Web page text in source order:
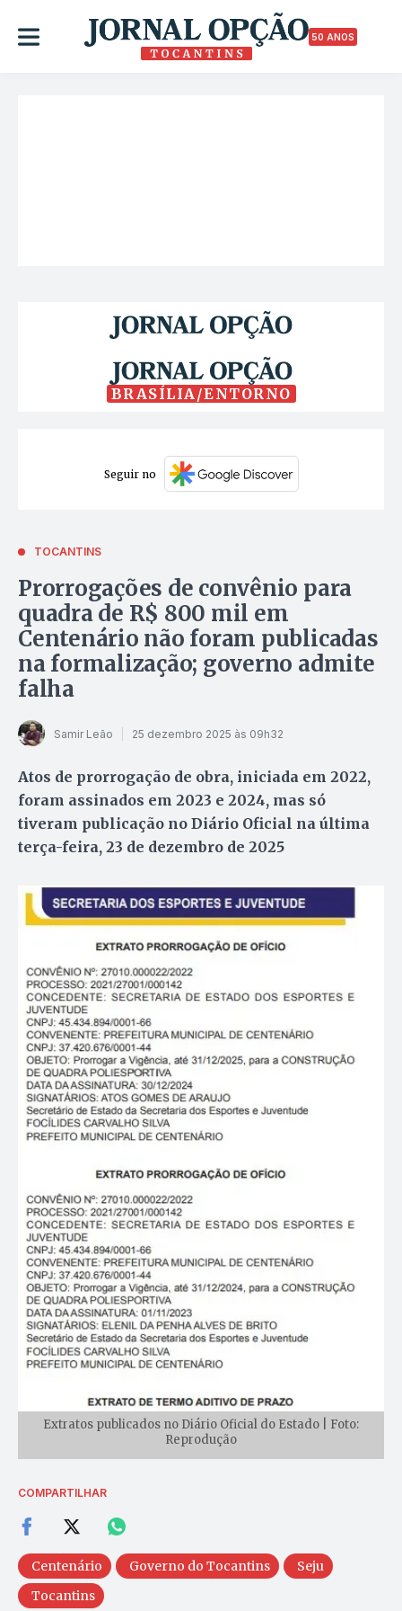
50 ANOS
BRASÍLIA/ENTORNO
Seguir no
TOCANTINS
Prorrogações de convênio para
quadra de R$ 800 mil em
Centenário não foram publicadas
na formalização; governo admite
falha
Samir Leão 25 dezembro 2025 às 09h32
Atos de prorrogação de obra, iniciada em 2022,
foram assinados em 2023 e 2024, mas só
tiveram publicação no Diário Oficial na última
terça-feira, 23 de dezembro de 2025
Extratos publicados no Diário Oficial do Estado | Foto:
Reprodução
COMPARTILHAR
Centenário Governo do Tocantins
Seju
Tocantins